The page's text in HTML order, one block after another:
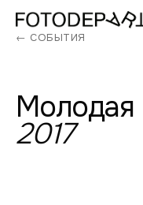
← СОБЫТИЯ
Молодая
2017